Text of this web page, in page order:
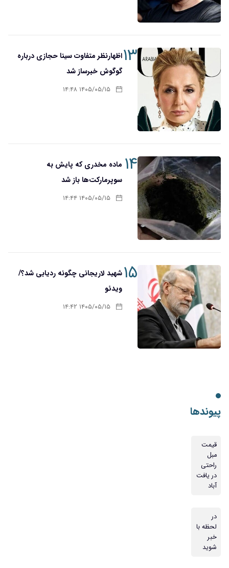
۱۳ اظهارنظر متفاوت سینا حجازی درباره
گوگوش خبرساز شد
۱۴۰۵/۰۵/۱۵ ۱۴:۴۸
۱۴
ماده مخدری که پایش به
سوپرمارکت‌ها باز شد
۱۴۰۵/۰۵/۱۵ ۱۴:۴۴
۱۵ شهید لاریجانی چگونه ردیابی شد؟/
ویدئو
۱۴۰۵/۰۵/۱۵ ۱۴:۴۲